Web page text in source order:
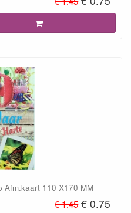
Afm.kaart 110 X170 MM
€ 1.45 € 0.75